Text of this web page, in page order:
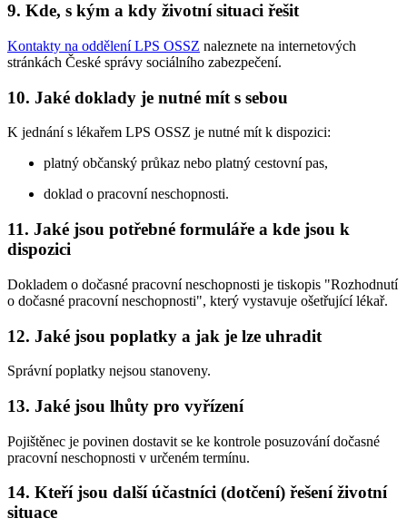
9. Kde, s kým a kdy životní situaci řešit
Kontakty na oddělení LPS OSSZ naleznete na internetových
stránkách České správy sociálního zabezpečení.
10. Jaké doklady je nutné mít s sebou
K jednání s lékařem LPS OSSZ je nutné mít k dispozici:
platný občanský průkaz nebo platný cestovní pas,
doklad o pracovní neschopnosti.
11. Jaké jsou potřebné formuláře a kde jsou k
dispozici
Dokladem o dočasné pracovní neschopnosti je tiskopis "Rozhodnutí
o dočasné pracovní neschopnosti", který vystavuje ošetřující lékař.
12. Jaké jsou poplatky a jak je lze uhradit
Správní poplatky nejsou stanoveny.
13. Jaké jsou lhůty pro vyřízení
Pojištěnec je povinen dostavit se ke kontrole posuzování dočasné
pracovní neschopnosti v určeném termínu.
14. Kteří jsou další účastníci (dotčení) řešení životní
situace